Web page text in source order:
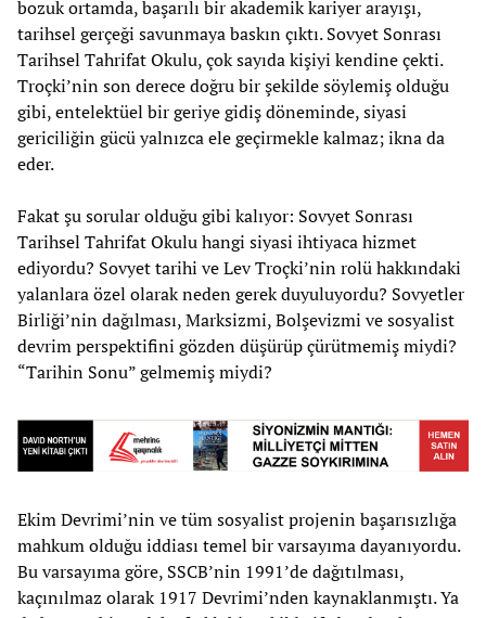
bozuk ortamda, başarılı bir akademik kariyer arayışı,
tarihsel gerçeği savunmaya baskın çıktı. Sovyet Sonrası
Tarihsel Tahrifat Okulu, çok sayıda kişiyi kendine çekti.
Troçki’nin son derece doğru bir şekilde söylemiş olduğu
gibi, entelektüel bir geriye gidiş döneminde, siyasi
gericiliğin gücü yalnızca ele geçirmekle kalmaz; ikna da
eder.
Fakat şu sorular olduğu gibi kalıyor: Sovyet Sonrası
Tarihsel Tahrifat Okulu hangi siyasi ihtiyaca hizmet
ediyordu? Sovyet tarihi ve Lev Troçki’nin rolü hakkındaki
yalanlara özel olarak neden gerek duyuluyordu? Sovyetler
Birliği’nin dağılması, Marksizmi, Bolşevizmi ve sosyalist
devrim perspektifini gözden düşürüp çürütmemiş miydi?
“Tarihin Sonu” gelmemiş miydi?
Ekim Devrimi’nin ve tüm sosyalist projenin başarısızlığa
mahkum olduğu iddiası temel bir varsayıma dayanıyordu.
Bu varsayıma göre, SSCB’nin 1991’de dağıtılması,
kaçınılmaz olarak 1917 Devrimi’nden kaynaklanmıştı. Ya